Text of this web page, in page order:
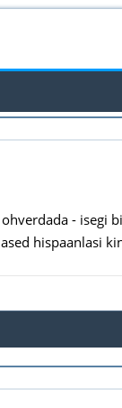
- isegi
hispaanlasi